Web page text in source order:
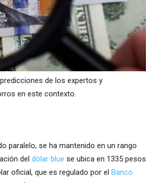
de los expertos y
en este contexto.
paralelo, se ha mantenido en un rango
del dólar blue se ubica en 1335 pesos
oficial, que es regulado por el Banco